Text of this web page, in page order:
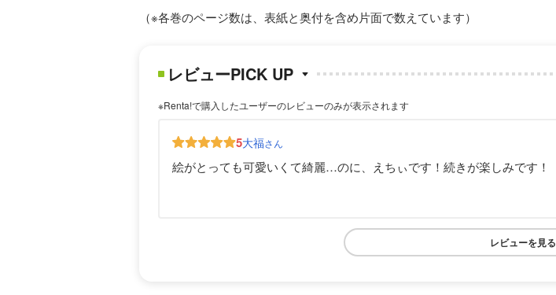
（※各巻のページ数は、表紙と奥付を含め片面で数えています）
レビューPICK UP
※Renta!で購入したユーザーのレビューのみが表示されます
5大福さん
絵がとっても可愛いくて綺麗…のに、えちぃです！続きが楽しみです！
レビューを見る